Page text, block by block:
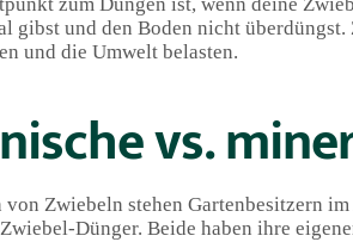
gibst und den Boden nicht
und die Umwelt belasten.
vs.
von Zwiebeln stehen Gartenbesitzern
Dünger. Beide haben ihre